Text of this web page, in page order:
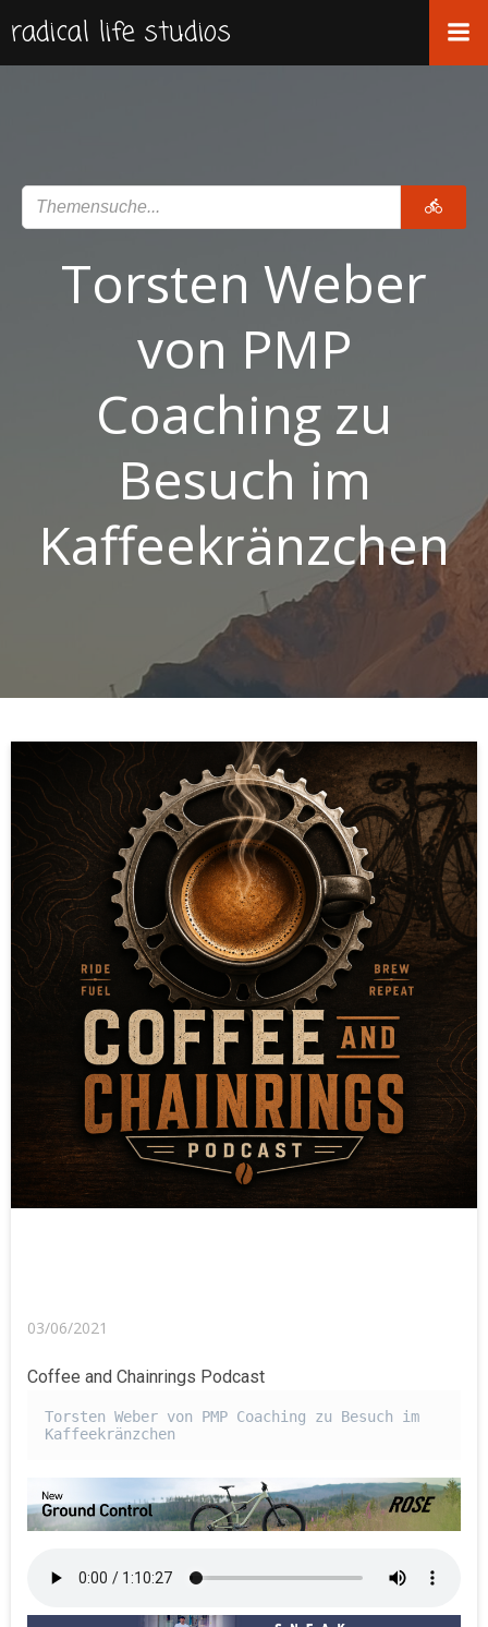
springen
radical life studios
Torsten Weber
von PMP
Coaching zu
Besuch im
Kaffeekränzchen
03/06/2021
Coffee and Chainrings Podcast
Torsten Weber von PMP Coaching zu Besuch im
Kaffeekränzchen